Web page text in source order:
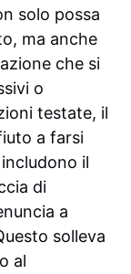
solo possa
ma anche
che si
o
testate, il
a farsi
il
di
a
solleva
al